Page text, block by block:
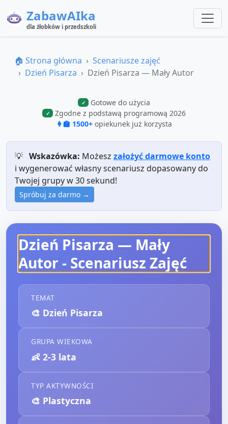
ZabawAIka
dla żłobków i przedszkoli
🏠 Strona główna
Scenariusze zajęć
Dzień Pisarza
Dzień Pisarza — Mały Autor
✓ Gotowe do użycia
✓
Zgodne z podstawą programową 2026
👩‍🏫 1500+ opiekunek już korzysta
💡 Wskazówka: Możesz założyć darmowe konto
i wygenerować własny scenariusz dopasowany do
Twojej grupy w 30 sekund!
Spróbuj za darmo →
Dzień Pisarza — Mały
Autor - Scenariusz Zajęć
TEMAT
🎨 Dzień Pisarza
GRUPA WIEKOWA
👶 2-3 lata
TYP AKTYWNOŚCI
🎨 Plastyczna